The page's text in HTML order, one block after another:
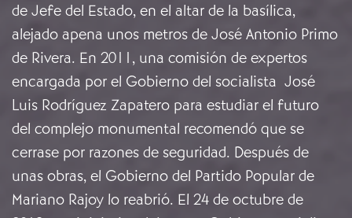
de Jefe del Estado, en el altar de la basílica,
alejado apena unos metros de José Antonio Primo
de Rivera. En 2011, una comisión de expertos
encargada por el Gobierno del socialista José
Luis Rodríguez Zapatero para estudiar el futuro
del complejo monumental recomendó que se
cerrase por razones de seguridad. Después de
unas obras, el Gobierno del Partido Popular de
Mariano Rajoy lo reabrió. El 24 de octubre de